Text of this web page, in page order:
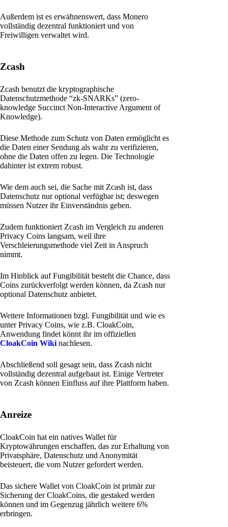
Außerdem ist es erwähnenswert, dass Monero
vollständig dezentral funktioniert und von
Freiwilligen verwaltet wird.
Zcash
Zcash benutzt die kryptographische
Datenschutzmethode “zk-SNARKs” (zero-
knowledge Succinct Non-Interactive Argument of
Knowledge).
Diese Methode zum Schutz von Daten ermöglicht es
die Daten einer Sendung als wahr zu verifizieren,
ohne die Daten offen zu legen. Die Technologie
dahinter ist extrem robust.
Wie dem auch sei, die Sache mit Zcash ist, dass
Datenschutz nur optional verfügbar ist; deswegen
müssen Nutzer ihr Einverständnis geben.
Zudem funktioniert Zcash im Vergleich zu anderen
Privacy Coins langsam, weil ihre
Verschleierungsmethode viel Zeit in Anspruch
nimmt.
Im Hinblick auf Fungibilität besteht die Chance, dass
Coins zurückverfolgt werden können, da Zcash nur
optional Datenschutz anbietet.
Weitere Informationen bzgl. Fungibilität und wie es
unter Privacy Coins, wie z.B. CloakCoin,
Anwendung findet könnt ihr im offiziellen
CloakCoin Wiki nachlesen.
Abschließend soll gesagt sein, dass Zcash nicht
vollständig dezentral aufgebaut ist. Einige Vertreter
von Zcash können Einfluss auf ihre Plattform haben.
Anreize
CloakCoin hat ein natives Wallet für
Kryptowährungen erschaffen, das zur Erhaltung von
Privatsphäre, Datenschutz und Anonymität
beisteuert, die vom Nutzer gefordert werden.
Das sichere Wallet von CloakCoin ist primär zur
Sicherung der CloakCoins, die gestaked werden
können und im Gegenzug jährlich weitere 6%
erbringen.